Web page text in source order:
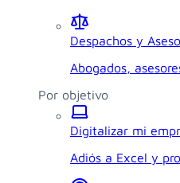
Despachos y
Abogados,
Por objetivo
Digitalizar mi
Adiós a Excel y